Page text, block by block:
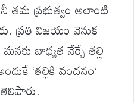
తమ ప్రభుత్వం అలాంటి
. ప్రతివిజయం వెనుక
మనకు బాధ్యత నేర్పేతల్లి
‘తల్లికివందనం‘
తెలిపారు.